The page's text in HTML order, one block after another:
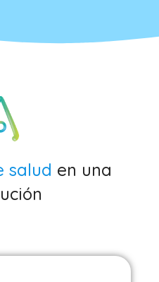
salud en una